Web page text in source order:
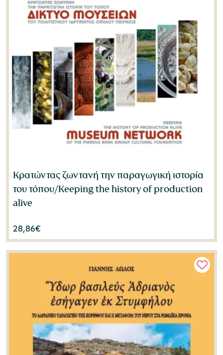
Κρατώντας ζωντανή την παραγωγική ιστορία
του τόπου/Keeping the history of production
alive
28,86€